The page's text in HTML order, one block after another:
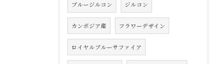
ブルージルコン ジルコン
カンボジア産 フラワーデザイン
ロイヤルブルーサファイア